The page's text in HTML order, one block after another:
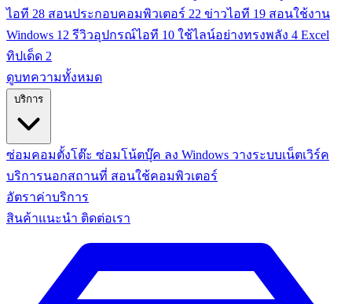
ไอที 28 สอนประกอบคอมพิวเตอร์ 22 ข่าวไอที 19 สอนใช้งาน
Windows 12 รีวิวอุปกรณ์ไอที 10 ใช้ไลน์อย่างทรงพลัง 4 Excel
ทิปเด็ด 2
ดูบทความทั้งหมด
บริการ
ซ่อมคอมตั้งโต๊ะ ซ่อมโน้ตบุ๊ค ลง Windows วางระบบเน็ตเวิร์ค
บริการนอกสถานที่ สอนใช้คอมพิวเตอร์
อัตราค่าบริการ
สินค้าแนะนำ ติดต่อเรา